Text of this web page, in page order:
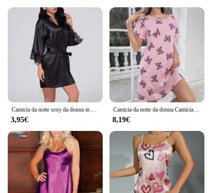
3,95€
Camicia da notte da donna Camicia da notte estiva a maniche corte Girocollo T-shirt Abito Camicia da notte morbida Abbigliamento per la casa Indumenti da notte e loungewear
8,19€